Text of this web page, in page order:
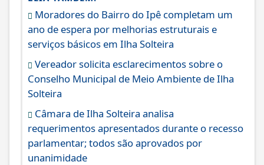
Moradores do Bairro do Ipê completam um
ano de espera por melhorias estruturais e
serviços básicos em Ilha Solteira
Vereador solicita esclarecimentos sobre o
Conselho Municipal de Meio Ambiente de Ilha
Solteira
Câmara de Ilha Solteira analisa
requerimentos apresentados durante o recesso
parlamentar; todos são aprovados por
unanimidade